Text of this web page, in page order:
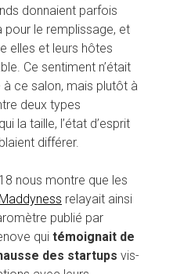
donnaient parfois
pour le remplissage, et
elles et leurs hôtes
Ce sentiment n’était
à ce salon, mais plutôt à
deux types
la taille, l’état d’esprit
différer.
nous montre que les
Maddyness relayait ainsi
publié par
qui témoignait de
des startups vis-